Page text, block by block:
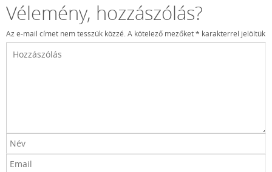
Vélemény, hozzászólás?
Az e-mail címet nem tesszük közzé.A kötelező mezőket* karakterrel jelöltük